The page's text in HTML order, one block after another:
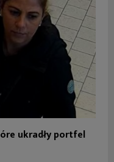
ukradły portfel